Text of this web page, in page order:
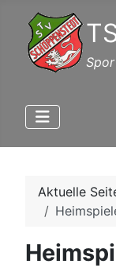
Aktuelle